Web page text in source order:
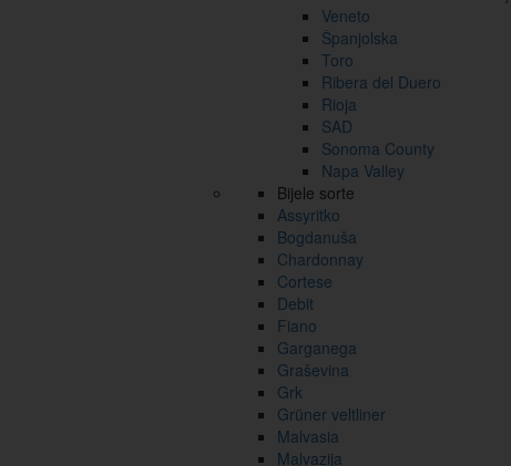
Veneto
Španjolska
Toro
Ribera del Duero
Rioja
SAD
Sonoma County
Napa Valley
Bijele sorte
Assyritko
Bogdanuša
Chardonnay
Cortese
Debit
Fiano
Garganega
Graševina
Grk
Grüner veltliner
Malvasia
Malvazija